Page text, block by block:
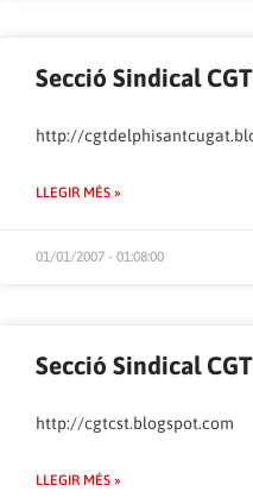
Secció Sindical
http://
LLEGIR MÉS »
01/01/2007 - 01:08:00
Secció Sindical
http://cgtcst.blogspot.com
LLEGIR MÉS »